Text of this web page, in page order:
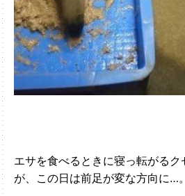
エサを食べるときに寝っ転がる
が、この日は前足が変な方向に…。